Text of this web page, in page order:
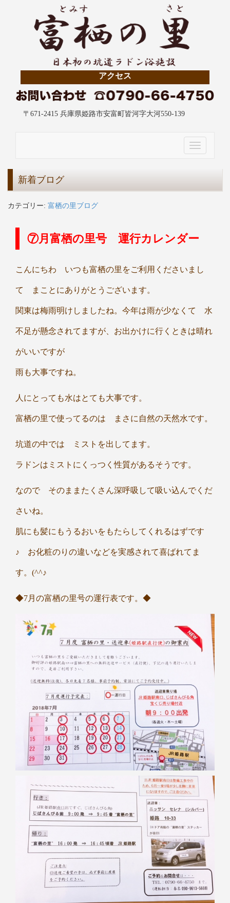
アクセス
〒671-2415 兵庫県姫路市安富町皆河字大河550-139
Toggle
navigation
新着ブログ
カテゴリー: 富栖の里ブログ
⑦月富栖の里号 運行カレンダー
こんにちわ いつも富栖の里をご利用くださいまし
て まことにありがとうございます。
関東は梅雨明けしましたね。今年は雨が少なくて 水
不足が懸念されてますが、お出かけに行くときは晴れ
がいいですが
雨も大事ですね。
人にとっても水はとても大事です。
富栖の里で使ってるのは まさに自然の天然水です。
坑道の中では ミストを出してます。
ラドンはミストにくっつく性質があるそうです。
なので そのままたくさん深呼吸して吸い込んでくだ
さいね。
肌にも髪にもうるおいをもたらしてくれるはずです
♪ お化粧のりの違いなどを実感されて喜ばれてま
す。(^^♪
◆7月の富栖の里号の運行表です。◆